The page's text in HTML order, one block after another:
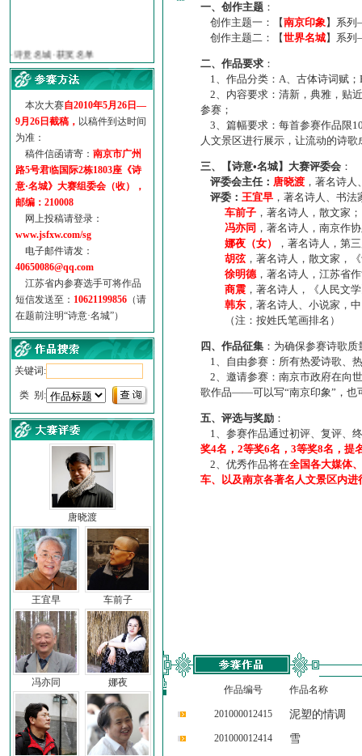
·【诗意·名城】地铁展示作...
·诗意名城·地铁时间
地铁完美呈现【诗意·名城...
参赛作品多达5000多首
“诗意·名城”晒诗会
特别通知--致广大诗词爱好...
本次大赛自2010年5月26日—
9月26日截稿， 以稿件到达时间
为准：
稿件信函请寄： 南京市广州
路5号君临国际2栋1803座《诗
意·名城》大赛组委会（收），
邮编：210008
网上投稿请登录：
www.jsfxw.com/sg
电子邮件请发：
40650086@qq.com
江苏省内参赛选手可将作品
短信发送至： 10621199856 （请
在题前注明“诗意·名城”）
关键词:
类 别:
唐晓渡
王宜早 车前子
冯亦同 娜夜
一、创作主题 ：
创作主题一：【南京印象】系
创作主题二：【世界名城】系
二、作品要求 ：
1、作品分类：A、古体诗词赋；
2、内容要求：清新，典雅，贴
参赛；
3、篇幅要求：每首参赛作品限
人文景区进行展示，让流动的诗
三、【诗意•名城】大赛评委会 ：
评委会主任： 唐晓渡 ，著名诗
评委： 王宜早 ，著名诗人、书
车前子 ，著名诗人，散文家；
冯亦同 ，著名诗人，南京作
娜夜（女）
，著名诗人，第
胡弦，著名诗人，散文家，
徐明德，著名诗人，江苏省
商震 ，著名诗人，《人民文
韩东 ，著名诗人、小说家，
（注：按姓氏笔画排名）
四、作品征集 ：为确保参赛诗歌
1、自由参赛：所有热爱诗歌、
2、邀请参赛：南京市政府在向
歌作品——可以写“南京印象”，也
五、评选与奖励 ：
1、参赛作品通过初评、复评、
奖4名，2等奖6名，3等奖8名，提
2、优秀作品将在全国各大媒体
车、以及南京各著名人文景区内进
作品编号 作品名称
201000012415 泥塑的情调
201000012414 雪